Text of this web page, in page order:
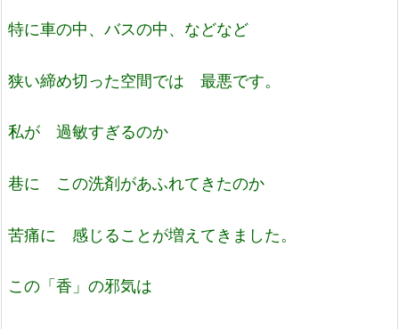
特に車の中、バスの中、などなど
狭い締め切った空間では 最悪です。
私が 過敏すぎるのか
巷に この洗剤があふれてきたのか
苦痛に 感じることが増えてきました。
この「香」の邪気は